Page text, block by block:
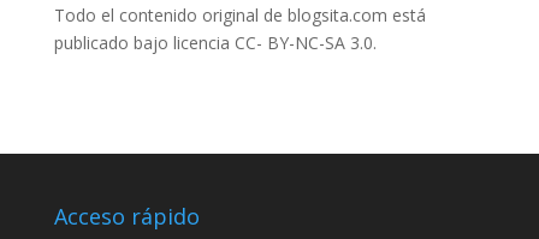
Todo el contenido original de blogsita.com está
publicado bajo licencia CC- BY-NC-SA 3.0.
Acceso rápido